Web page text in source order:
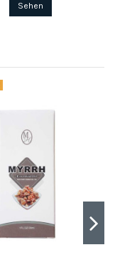
Sehen